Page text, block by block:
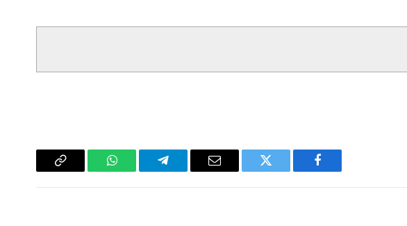
فيسبوك تويتر
البريد
تيلقرام واتساب
Copy